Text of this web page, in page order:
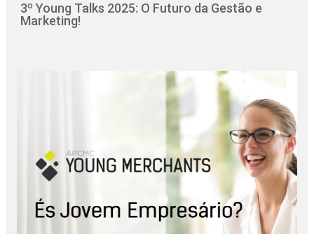
3º Young Talks 2025: O Futuro da Gestão e
Marketing!